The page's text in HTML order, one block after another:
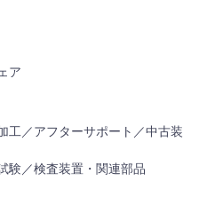
ア
工／アフターサポート／中古装
験／検査装置・関連部品